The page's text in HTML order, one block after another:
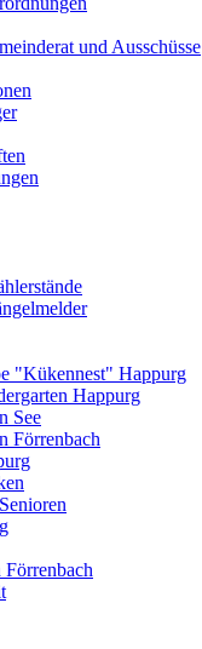
und Ausschüsse
"Kükennest" Happurg
Happurg
See
Förrenbach